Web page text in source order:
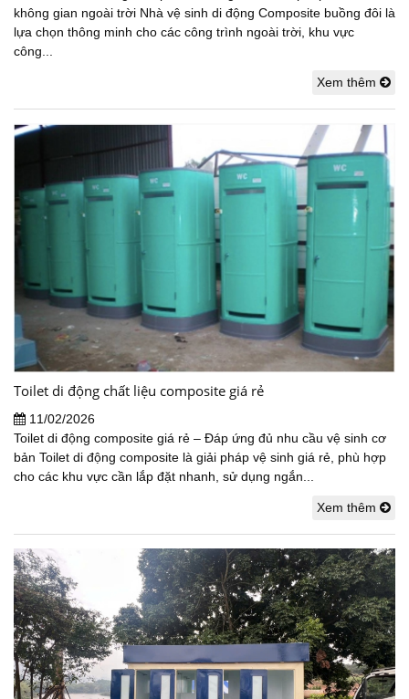
không gian ngoài trời Nhà vệ sinh di động Composite buồng đôi là
lựa chọn thông minh cho các công trình ngoài trời, khu vực
công...
Xem thêm
Toilet di động chất liệu composite giá rẻ
11/02/2026
Toilet di động composite giá rẻ – Đáp ứng đủ nhu cầu vệ sinh cơ
bản Toilet di động composite là giải pháp vệ sinh giá rẻ, phù hợp
cho các khu vực cần lắp đặt nhanh, sử dụng ngắn...
Xem thêm